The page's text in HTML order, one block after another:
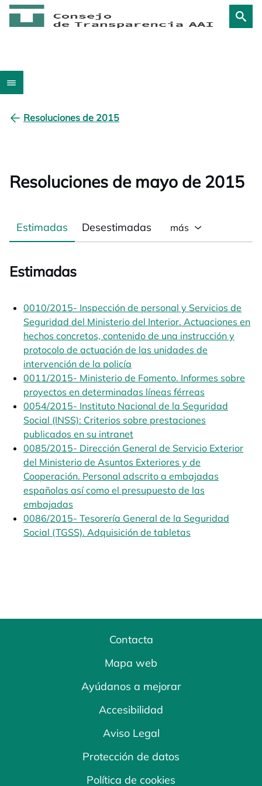
Resoluciones de 2015
Resoluciones de mayo de 2015
Estimadas Desestimadas más
Estimadas
0010/2015- Inspección de personal y Servicios de
Seguridad del Ministerio del Interior. Actuaciones en
hechos concretos, contenido de una instrucción y
protocolo de actuación de las unidades de
intervención de la policía
0011/2015- Ministerio de Fomento. Informes sobre
proyectos en determinadas líneas férreas
0054/2015- Instituto Nacional de la Seguridad
Social (INSS): Criterios sobre prestaciones
publicados en su intranet
0085/2015- Dirección General de Servicio Exterior
del Ministerio de Asuntos Exteriores y de
Cooperación. Personal adscrito a embajadas
españolas así como el presupuesto de las
embajadas
0086/2015- Tesorería General de la Seguridad
Social (TGSS). Adquisición de tabletas
Contacta
Mapa web
Ayúdanos a mejorar
Accesibilidad
Aviso Legal
Protección de datos
Política de cookies